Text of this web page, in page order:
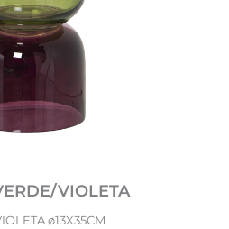
VIOLETA
ø13X35CM